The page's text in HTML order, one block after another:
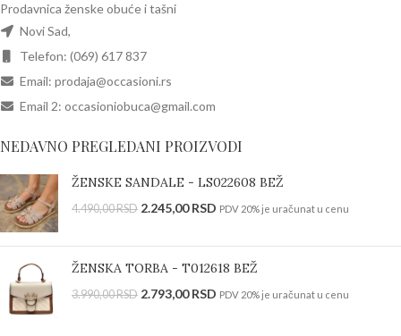
Prodavnica ženske obuće i tašni
Novi Sad,
Telefon: (069) 617 837
Email: prodaja@occasioni.rs
Email 2: occasioniobuca@gmail.com
NEDAVNO PREGLEDANI PROIZVODI
ŽENSKE SANDALE - LS022608 BEŽ
4.490,00RSD 2.245,00RSD PDV 20% je uračunat u cenu
ŽENSKA TORBA - T012618 BEŽ
3.990,00RSD 2.793,00RSD PDV 20% je uračunat u cenu